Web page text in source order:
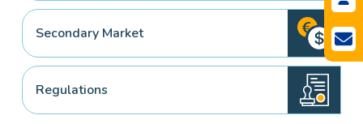
Secondary Market
Regulations